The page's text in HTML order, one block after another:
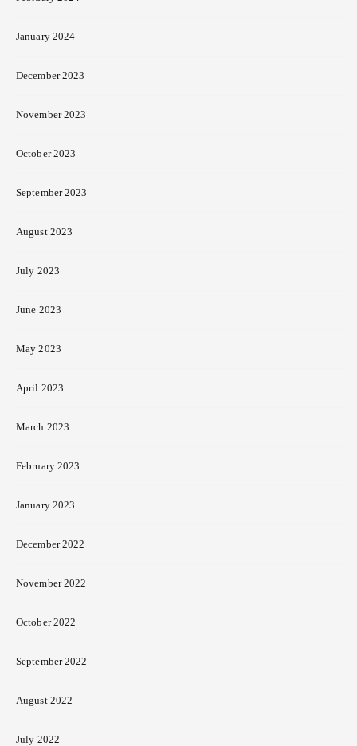
January 2024
December 2023
November 2023
October 2023
September 2023
August 2023
July 2023
June 2023
May 2023
April 2023
March 2023
February 2023
January 2023
December 2022
November 2022
October 2022
September 2022
August 2022
July 2022